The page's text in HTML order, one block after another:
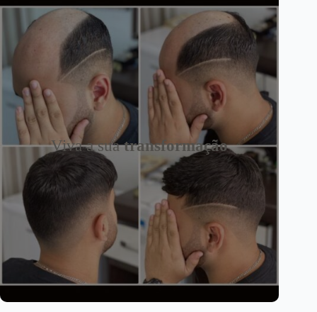
Viva a suatransformação